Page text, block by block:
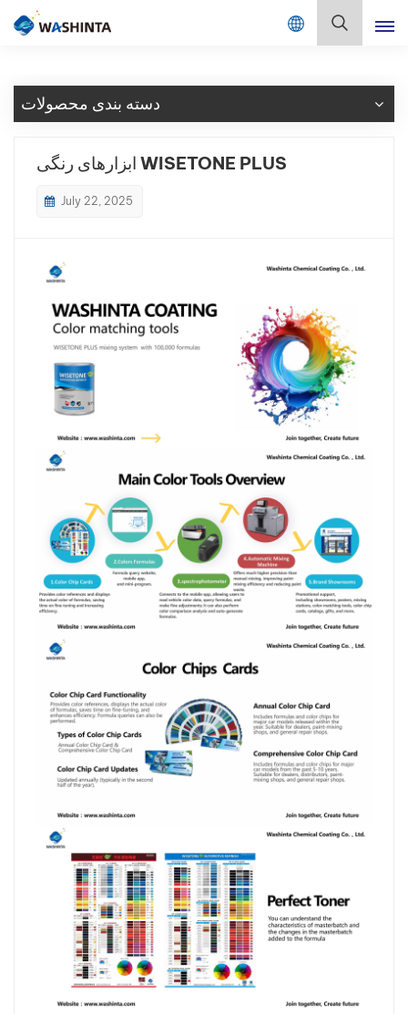
Mix Color Online
Français
Português
日本語
فارسی
中文
دسته بندی محصولات
ابزارهای رنگی WISETONE PLUS
July 22, 2025